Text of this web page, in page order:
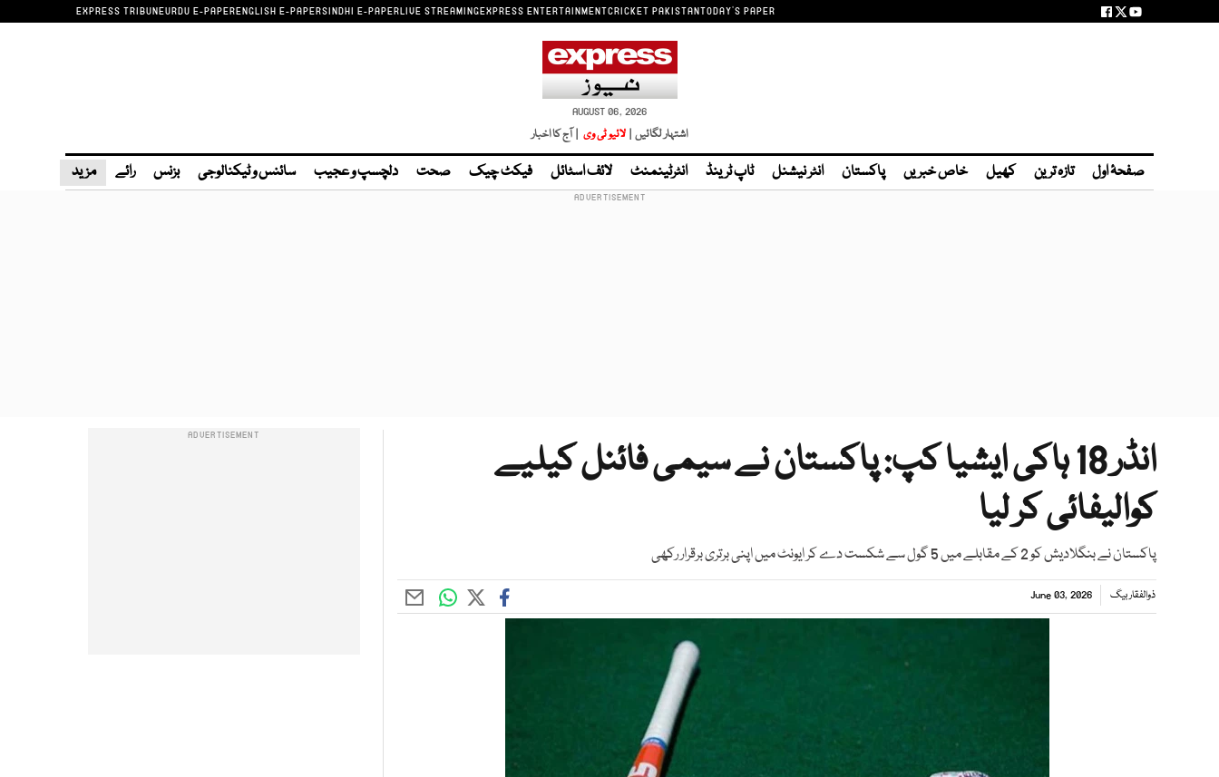
EXPRESS TRIBUNEURDU E-PAPERENGLISH E-PAPERSINDHI E-PAPERLIVE STREAMINGEXPRESS ENTERTAINMENTCRICKET PAKISTANTODAY'S PAPER
AUGUST 06, 2026
اشتہار لگائیں | لائیو ٹی وی | آج کا اخبار
صفحۂ اول تازہ ترین کھیل خاص خبریں پاکستان انٹر نیشنل ٹاپ ٹرینڈ انٹرٹینمنٹ لائف اسٹائل فیکٹ چیک صحت دلچسپ و عجیب سائنس و ٹیکنالوجی بزنس رائے مزید
انڈر 18 ہاکی ایشیا کپ: پاکستان نے سیمی فائنل کیلیے
کوالیفائی کر لیا
پاکستان نے بنگلادیش کو 2 کے مقابلے میں 5 گول سے شکست دے کر ایونٹ میں اپنی برتری برقرار رکھی
ذوالفقار بیگ June 03, 2026